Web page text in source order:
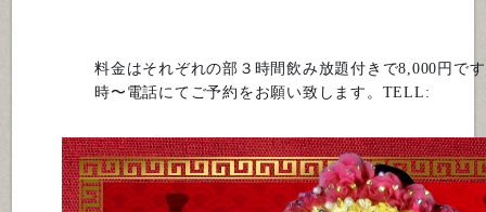
料金はそれぞれの部３時間飲み放題付きで8,000円で
時〜電話にてご予約をお願い致します。 TELL: